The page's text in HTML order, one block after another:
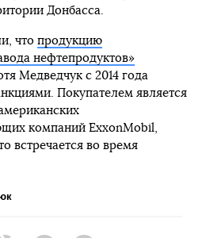
Донбасса.
что продукцию
нефтепродуктов»
Медведчук с 2014 года
Покупателем является
компаний ExxonMobil,
встречается во время